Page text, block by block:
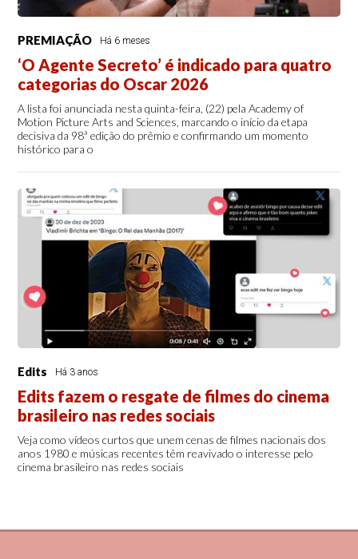
PREMIAÇÃO Há 6 meses
‘O Agente Secreto’ é indicado para quatro
categorias do Oscar 2026
A lista foi anunciada nesta quinta-feira, (22) pela Academy of
Motion Picture Arts and Sciences, marcando o início da etapa
decisiva da 98ª edição do prêmio e confirmando um momento
histórico para o
Edits Há 3 anos
Edits fazem o resgate de filmes do cinema
brasileiro nas redes sociais
Veja como vídeos curtos que unem cenas de filmes nacionais dos
anos 1980 e músicas recentes têm reavivado o interesse pelo
cinema brasileiro nas redes sociais